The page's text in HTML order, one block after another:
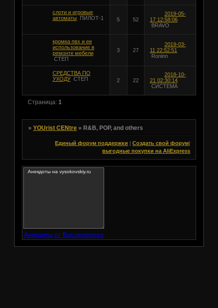
слоти и игровые
автоматы
ПИЛОТ-1 5 52
2019-05-
17 12:58:06
BRAVO
кромка пвх и ее
использование в
ремонте мебели
СТЕП
3 27
2019-03-
11 22:52:51
Roninn
СРЕДСТВА ПО
УХОДУ СТЕП 2 22
2018-10-
21 02:30:14
СИСТЕМА
Страница: 1
» YOUrist CENtre » R&B, POP, and others
Единый форум поддержки |Создать свой форум
выгодные покупки на AliExpress
Анекдоты от Высоковского